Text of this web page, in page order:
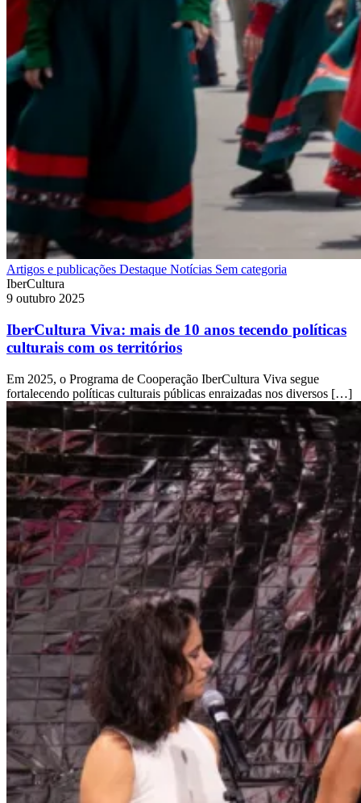
Artigos e publicações Destaque Notícias Sem categoria
IberCultura
9 outubro 2025
IberCultura Viva: mais de 10 anos tecendo políticas
culturais com os territórios
Em 2025, o Programa de Cooperação IberCultura Viva segue
fortalecendo políticas culturais públicas enraizadas nos diversos […]